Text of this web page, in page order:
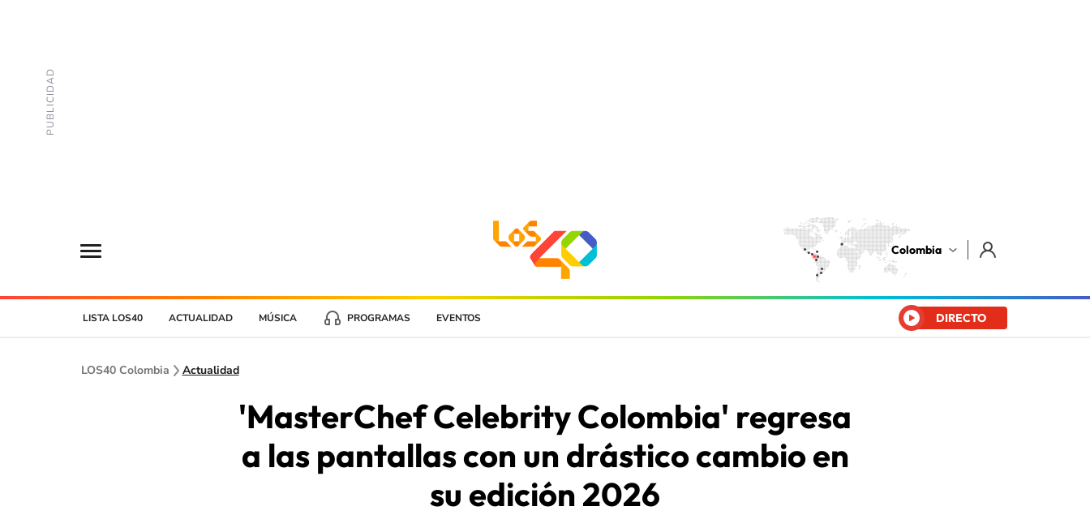
Colombia
LISTA LOS40 ACTUALIDAD MÚSICA PROGRAMAS EVENTOS DIRECTO
LOS40 Colombia Actualidad
'MasterChef Celebrity Colombia' regresa
a las pantallas con un drástico cambio en
su edición 2026